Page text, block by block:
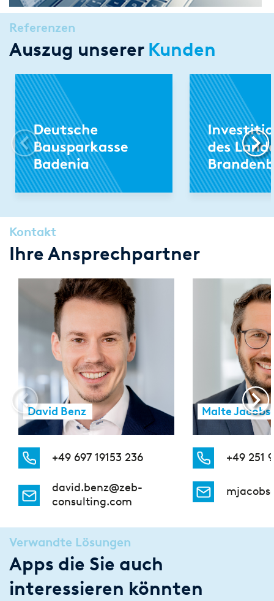
Referenzen
Auszug unserer Kunden
Kontakt
Ihre Ansprechpartner
David Benz
+49 697 19153 236
david.benz@zeb-
consulting.com
Malte
+49 251
Verwandte Lösungen
Apps die Sie auch
interessieren könnten